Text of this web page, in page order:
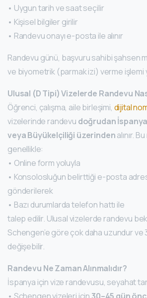
• Uygun tarih ve saat seçilir
• Kişisel bilgiler girilir
• Randevu onayı e-posta ile alınır
Randevu günü, başvuru sahibi şahsen
ve biyometrik (parmak izi) verme işlemi
Ulusal (D Tipi) Vizelerde Randevu
Öğrenci, çalışma, aile birleşimi, dijital
vizelerinde randevu doğrudan
veya Büyükelçiliği üzerindenalınır.
genellikle:
• Online form yoluyla
• Konsolosluğun belirttiği e-posta
gönderilerek
• Bazı durumlarda telefon hattı ile
talep edilir. Ulusal vizelerde randevu
Schengen’e göre çok daha uzundur ve
değişebilir.
Randevu Ne Zaman Alınmalıdır?
İspanya için vize randevusu, seyahat